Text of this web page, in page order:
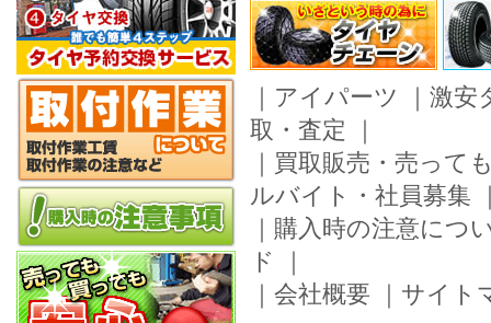
｜ アイパーツ ｜ 激安
取・査定 ｜
｜ 買取販売・売って
ルバイト・社員募集
｜ 購入時の注意につ
ド
｜
｜ 会社概要 ｜ サイト